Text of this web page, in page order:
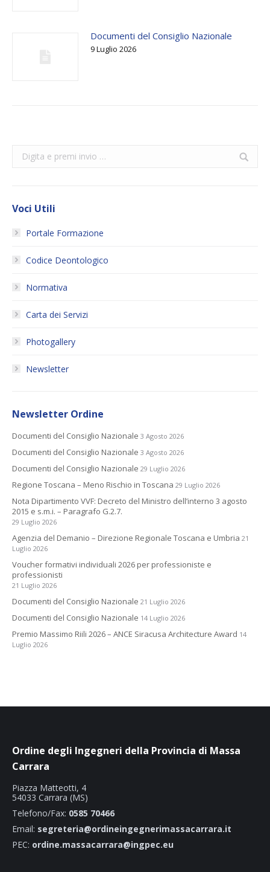
Documenti del Consiglio Nazionale
9 Luglio 2026
Search:
Voci Utili
Portale Formazione
Codice Deontologico
Normativa
Carta dei Servizi
Photogallery
Newsletter
Newsletter Ordine
Documenti del Consiglio Nazionale 3 Agosto 2026
Documenti del Consiglio Nazionale 3 Agosto 2026
Documenti del Consiglio Nazionale 29 Luglio 2026
Regione Toscana – Meno Rischio in Toscana 29 Luglio 2026
Nota Dipartimento VVF: Decreto del Ministro dell’interno 3 agosto
2015 e s.m.i. – Paragrafo G.2.7.
29 Luglio 2026
Agenzia del Demanio – Direzione Regionale Toscana e Umbria 21
Luglio 2026
Voucher formativi individuali 2026 per professioniste e
professionisti
21 Luglio 2026
Documenti del Consiglio Nazionale 21 Luglio 2026
Documenti del Consiglio Nazionale 14 Luglio 2026
Premio Massimo Riili 2026 – ANCE Siracusa Architecture Award 14
Luglio 2026
Ordine degli Ingegneri della Provincia di Massa
Carrara
Piazza Matteotti, 4
54033 Carrara (MS)
Telefono/Fax: 0585 70466
Email: segreteria@ordineingegnerimassacarrara.it
PEC: ordine.massacarrara@ingpec.eu